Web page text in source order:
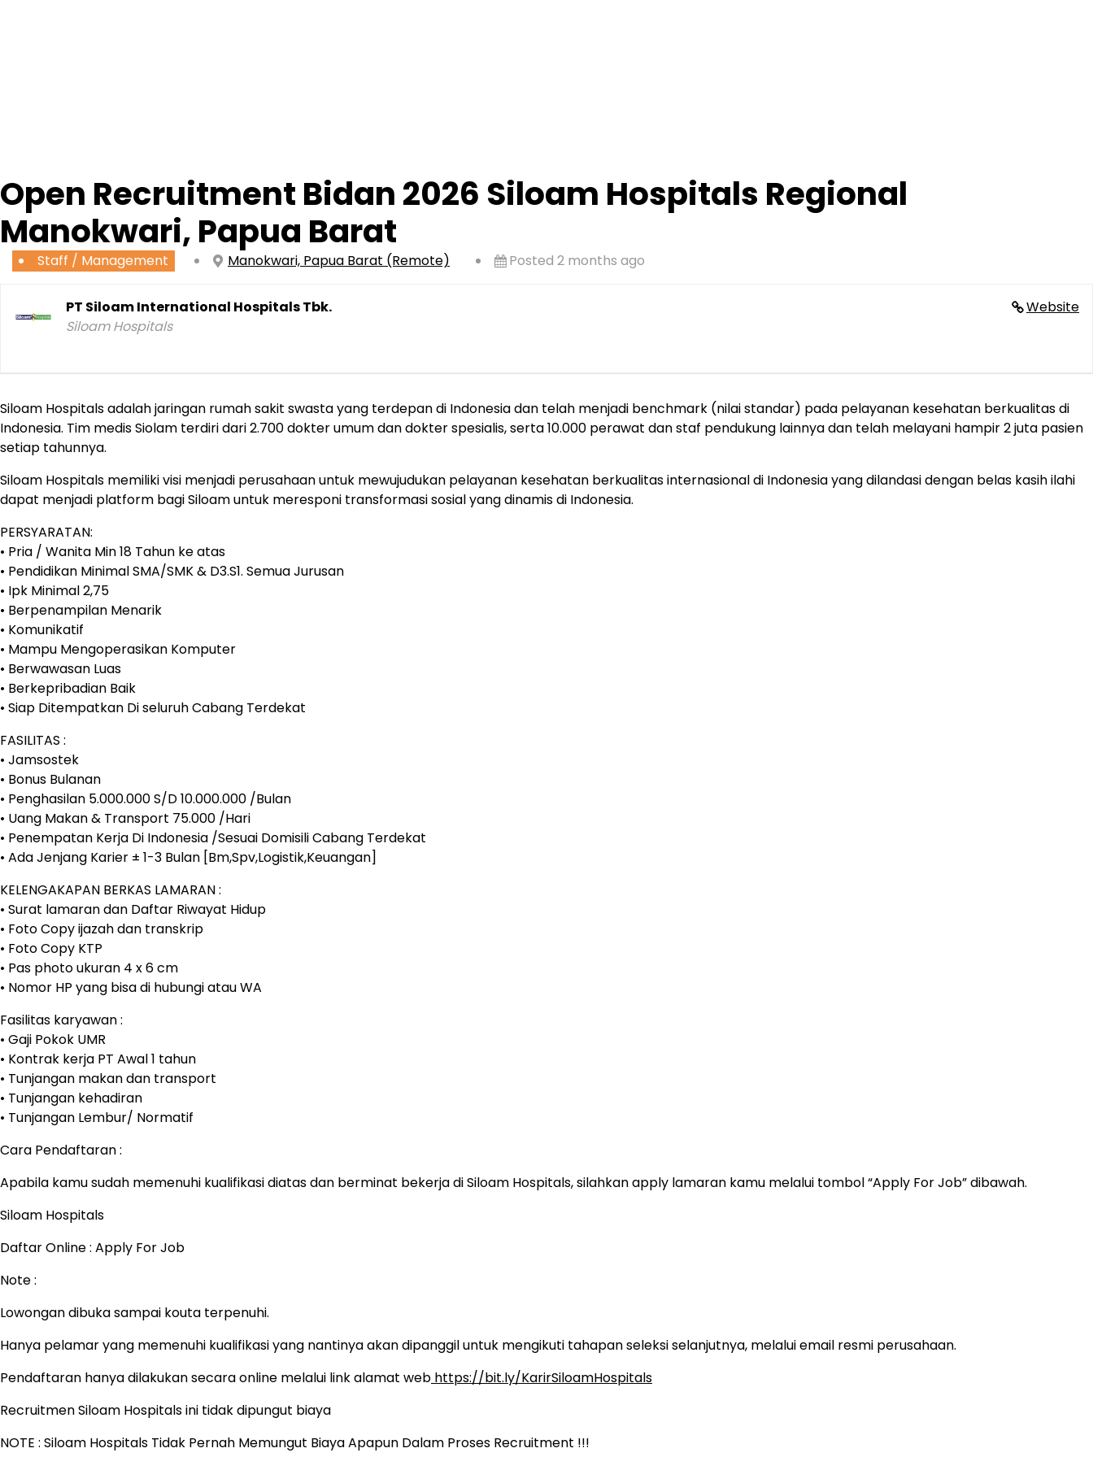
Open Recruitment Bidan 2026 Siloam Hospitals Regional
Manokwari, Papua Barat
Staff / Management Manokwari, Papua Barat (Remote) Posted 2 months ago
Website
PT Siloam International Hospitals Tbk.
Siloam Hospitals
Siloam Hospitals adalah jaringan rumah sakit swasta yang terdepan di Indonesia dan telah menjadi benchmark (nilai standar) pada pelayanan kesehatan berkualitas di
Indonesia. Tim medis Siolam terdiri dari 2.700 dokter umum dan dokter spesialis, serta 10.000 perawat dan staf pendukung lainnya dan telah melayani hampir 2 juta pasien
setiap tahunnya.
Siloam Hospitals memiliki visi menjadi perusahaan untuk mewujudukan pelayanan kesehatan berkualitas internasional di Indonesia yang dilandasi dengan belas kasih ilahi
dapat menjadi platform bagi Siloam untuk meresponi transformasi sosial yang dinamis di Indonesia.
PERSYARATAN:
• Pria / Wanita Min 18 Tahun ke atas
• Pendidikan Minimal SMA/SMK & D3.S1. Semua Jurusan
• Ipk Minimal 2,75
• Berpenampilan Menarik
• Komunikatif
• Mampu Mengoperasikan Komputer
• Berwawasan Luas
• Berkepribadian Baik
• Siap Ditempatkan Di seluruh Cabang Terdekat
FASILITAS :
• Jamsostek
• Bonus Bulanan
• Penghasilan 5.000.000 S/D 10.000.000 /Bulan
• Uang Makan & Transport 75.000 /Hari
• Penempatan Kerja Di Indonesia /Sesuai Domisili Cabang Terdekat
• Ada Jenjang Karier ± 1-3 Bulan [Bm,Spv,Logistik,Keuangan]
KELENGAKAPAN BERKAS LAMARAN :
• Surat lamaran dan Daftar Riwayat Hidup
• Foto Copy ijazah dan transkrip
• Foto Copy KTP
• Pas photo ukuran 4 x 6 cm
• Nomor HP yang bisa di hubungi atau WA
Fasilitas karyawan :
• Gaji Pokok UMR
• Kontrak kerja PT Awal 1 tahun
• Tunjangan makan dan transport
• Tunjangan kehadiran
• Tunjangan Lembur/ Normatif
Cara Pendaftaran :
Apabila kamu sudah memenuhi kualifikasi diatas dan berminat bekerja di Siloam Hospitals, silahkan apply lamaran kamu melalui tombol “Apply For Job” dibawah.
Siloam Hospitals
Daftar Online : Apply For Job
Note :
Lowongan dibuka sampai kouta terpenuhi.
Hanya pelamar yang memenuhi kualifikasi yang nantinya akan dipanggil untuk mengikuti tahapan seleksi selanjutnya, melalui email resmi perusahaan.
Pendaftaran hanya dilakukan secara online melalui link alamat web https://bit.ly/KarirSiloamHospitals
Recruitmen Siloam Hospitals ini tidak dipungut biaya
NOTE : Siloam Hospitals Tidak Pernah Memungut Biaya Apapun Dalam Proses Recruitment !!!